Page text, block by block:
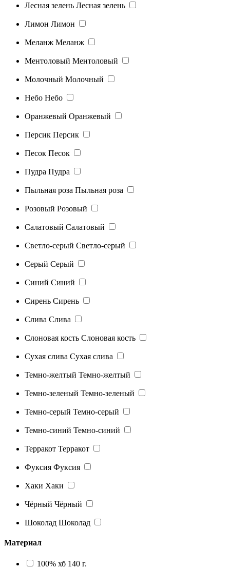
Лесная зелень Лесная зелень
Лимон Лимон
Меланж Меланж
Ментоловый Ментоловый
Молочный Молочный
Небо Небо
Оранжевый Оранжевый
Персик Персик
Песок Песок
Пудра Пудра
Пыльная роза Пыльная роза
Розовый Розовый
Салатовый Салатовый
Светло-серый Светло-серый
Серый Серый
Синий Синий
Сирень Сирень
Слива Слива
Слоновая кость Слоновая кость
Сухая слива Сухая слива
Темно-желтый Темно-желтый
Темно-зеленый Темно-зеленый
Темно-серый Темно-серый
Темно-синий Темно-синий
Терракот Терракот
Фуксия Фуксия
Хаки Хаки
Чёрный Чёрный
Шоколад Шоколад
Материал
100% хб 140 г.